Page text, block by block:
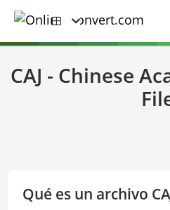
CAJ - Chinese
Qué es un archivo